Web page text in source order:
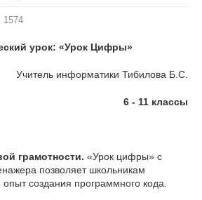
1574
урок: «Урок Цифры»
Учитель информатики Тибилова Б.С.
6 - 11 классы
грамотности. «Урок цифры» с
позволяет школьникам
создания программного кода.